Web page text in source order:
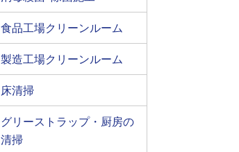
食品工場クリーンルーム
製造工場クリーンルーム
床清掃
グリーストラップ・厨房の
清掃